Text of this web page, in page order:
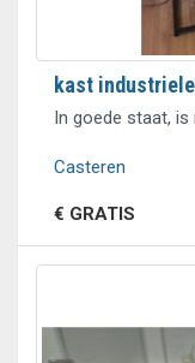
kast
In goede staat, is
Casteren
€ GRATIS